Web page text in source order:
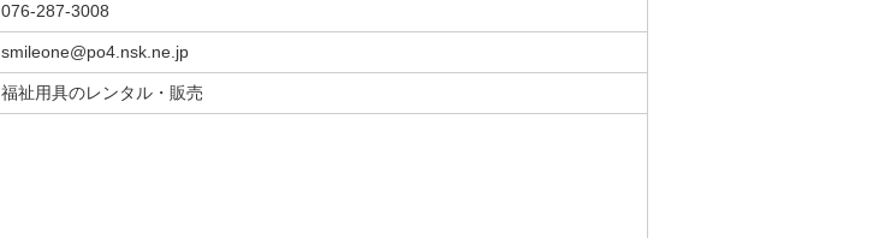
076-287-3008
smileone@po4.nsk.ne.jp
福祉用具のレンタル・販売